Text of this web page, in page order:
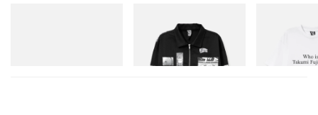
Billionaire Boys Club X Initial
D Cotton Jacket
立刻购入
Billionaire
D Cotton T-